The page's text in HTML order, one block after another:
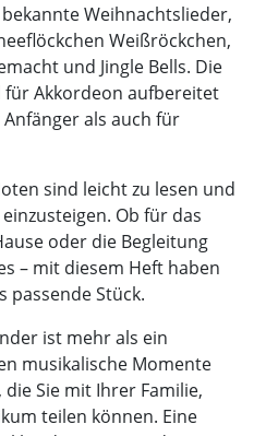
Weihnachtslieder,
Weißröckchen,
und Jingle Bells. Die
Akkordeon aufbereitet
als auch für
sind leicht zu lesen und
Ob für das
oder die Begleitung
– mit diesem Heft haben
passende Stück.
ist mehr als ein
musikalische Momente
Sie mit Ihrer Familie,
teilen können. Eine